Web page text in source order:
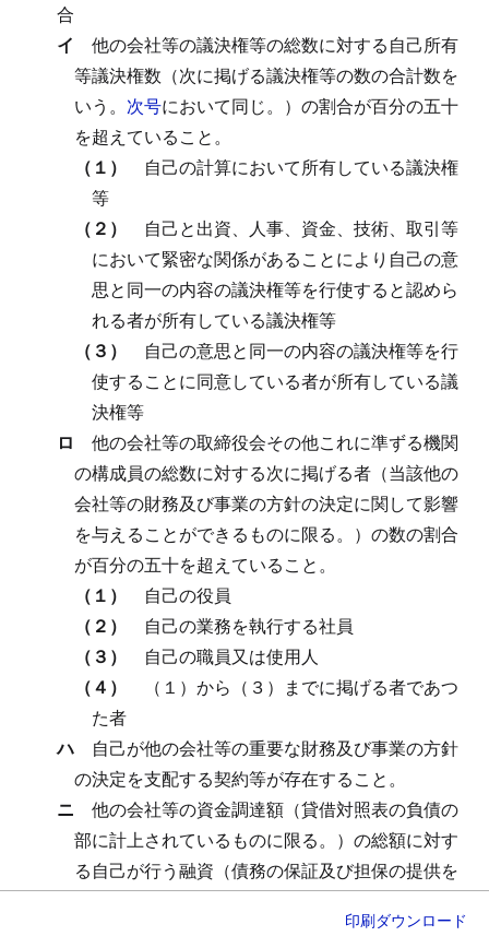
合
イ
他の会社等の議決権等の総数に対する自己所有
等議決権数（次に掲げる議決権等の数の合計数を
いう。 次号において同じ。）の割合が百分の五十
を超えていること。
（１）
自己の計算において所有している議決権
等
（２）
自己と出資、人事、資金、技術、取引等
において緊密な関係があることにより自己の意
思と同一の内容の議決権等を行使すると認めら
れる者が所有している議決権等
（３）
自己の意思と同一の内容の議決権等を行
使することに同意している者が所有している議
決権等
ロ
他の会社等の取締役会その他これに準ずる機関
の構成員の総数に対する次に掲げる者（当該他の
会社等の財務及び事業の方針の決定に関して影響
を与えることができるものに限る。）の数の割合
が百分の五十を超えていること。
（１）
自己の役員
（２）
自己の業務を執行する社員
（３）
自己の職員又は使用人
（４）
（１）から（３）までに掲げる者であつ
た者
ハ
自己が他の会社等の重要な財務及び事業の方針
の決定を支配する契約等が存在すること。
ニ
他の会社等の資金調達額（貸借対照表の負債の
部に計上されているものに限る。）の総額に対す
る自己が行う融資（債務の保証及び担保の提供を
事、資金、技術、取引等において緊密な関係のあ
印刷ダウンロード